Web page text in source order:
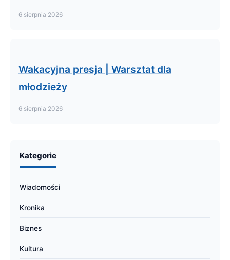
6 sierpnia 2026
Wakacyjna presja | Warsztat dla
młodzieży
6 sierpnia 2026
Kategorie
Wiadomości
Kronika
Biznes
Kultura